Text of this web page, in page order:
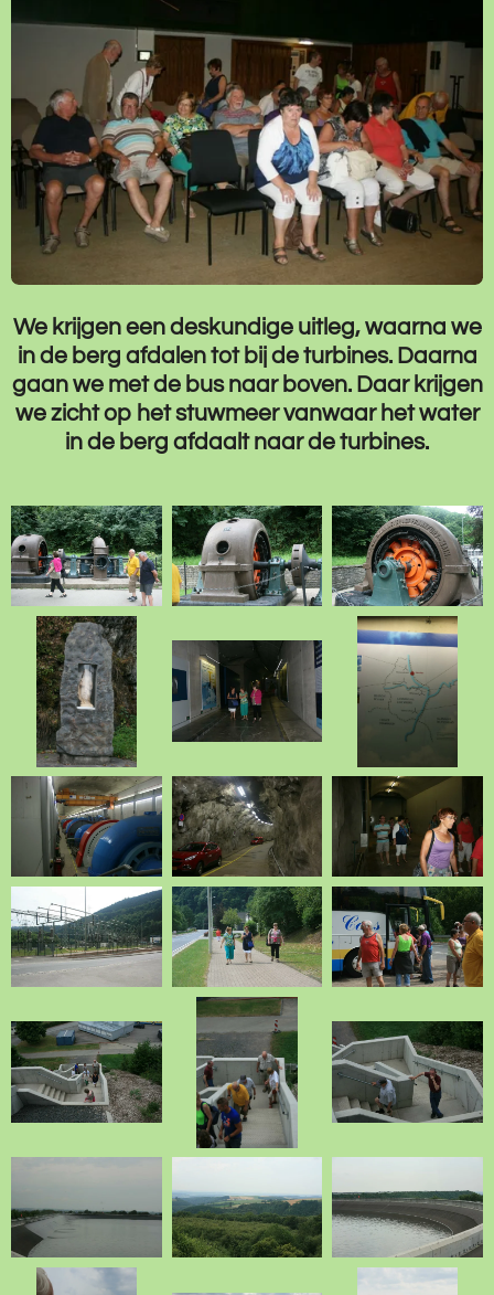
We krijgen een deskundige uitleg, waarna we
in de berg afdalen tot bij de turbines. Daarna
gaan we met de bus naar boven. Daar krijgen
we zicht op het stuwmeer vanwaar het water
in de berg afdaalt naar de turbines.